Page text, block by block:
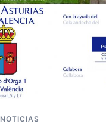
NOTICIAS